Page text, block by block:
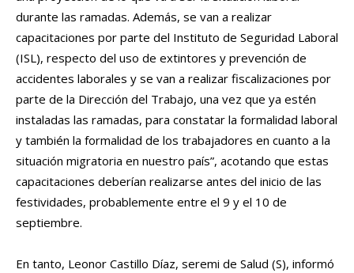
durante las ramadas. Además, se van a realizar
capacitaciones por parte del Instituto de Seguridad Laboral
(ISL), respecto del uso de extintores y prevención de
accidentes laborales y se van a realizar fiscalizaciones por
parte de la Dirección del Trabajo, una vez que ya estén
instaladas las ramadas, para constatar la formalidad laboral
y también la formalidad de los trabajadores en cuanto a la
situación migratoria en nuestro país”, acotando que estas
capacitaciones deberían realizarse antes del inicio de las
festividades, probablemente entre el 9 y el 10 de
septiembre.
En tanto, Leonor Castillo Díaz, seremi de Salud (S), informó